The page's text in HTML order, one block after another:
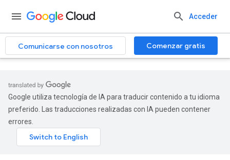
Acceder
Comunicarse con nosotros Comenzar gratis
Google utiliza tecnología de IA para traducir contenido a tu idioma
preferido. Las traducciones realizadas con IA pueden contener
errores.